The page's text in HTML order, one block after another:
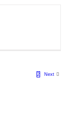
2 Next